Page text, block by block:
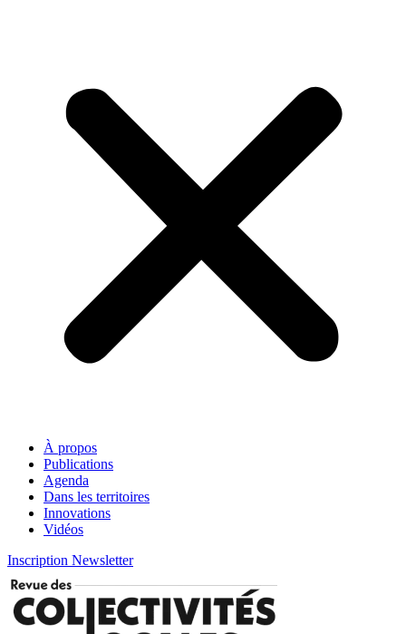
À propos
Publications
Agenda
Dans les territoires
Innovations
Vidéos
Inscription Newsletter